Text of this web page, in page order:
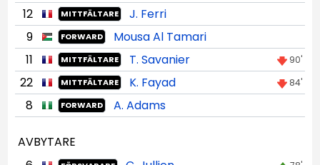
12
MITTFÄLTARE
J. Ferri
9
FORWARD
Mousa Al Tamari
11
MITTFÄLTARE T. Savanier 90'
22 MITTFÄLTARE K. Fayad 84'
8 FORWARD A. Adams
AVBYTARE